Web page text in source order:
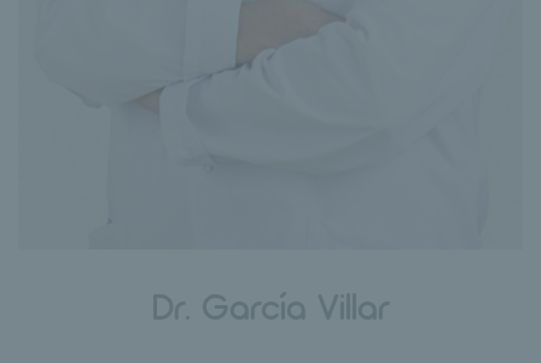
Dr. García Villar